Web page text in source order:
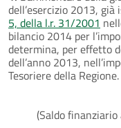
dell’esercizio 2013, già
5, della l.r. 31/2001
bilancio 2014 per
determina, per effetto
dell’anno 2013,
Tesoriere della Regione.
(Saldo